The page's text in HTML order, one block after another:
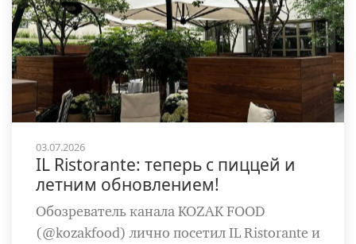
03.07.2026
IL Ristorante: теперь с пиццей и
летним обновлением!
Обозреватель канала KOZAK FOOD
(@kozakfood) лично посетил IL Ristorante и